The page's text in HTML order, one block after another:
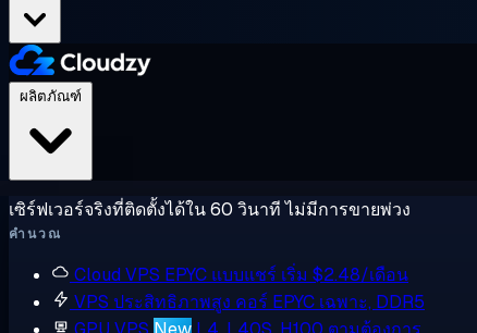
เซิร์ฟเวอร์จริงที่ติดตั้งได้ใน 60 วินาที ไม่มีการขายพ่วง
คำนวณ
Cloud VPS EPYC แบบแชร์ เริ่ม $2.48/เดือน
VPS ประสิทธิภาพสูง คอร์ EPYC เฉพาะ, DDR5